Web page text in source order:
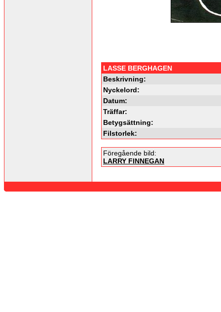
LASSE BERGHAGEN
Beskrivning:
Nyckelord:
Datum:
Träffar:
Betygsättning:
Filstorlek:
Föregående bild:
LARRY FINNEGAN